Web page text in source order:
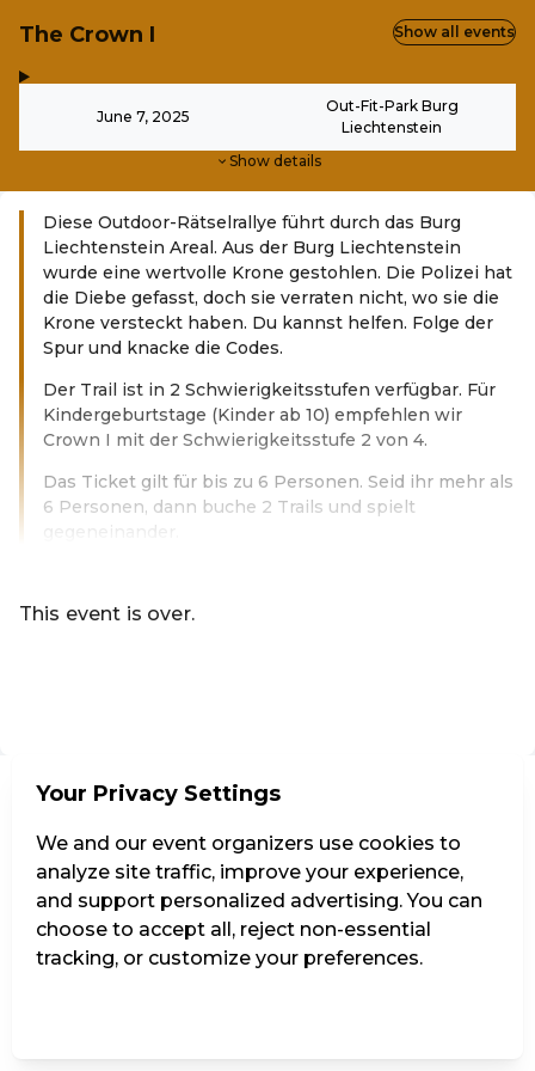
The Crown I
June 7, 2025
Out-Fit-Park Burg
Liechtenstein
Show details
Show all events
Diese Outdoor-Rätselrallye führt durch das Burg
Liechtenstein Areal. Aus der Burg Liechtenstein
wurde eine wertvolle Krone gestohlen. Die Polizei hat
die Diebe gefasst, doch sie verraten nicht, wo sie die
Krone versteckt haben. Du kannst helfen. Folge der
Spur und knacke die Codes.
Der Trail ist in 2 Schwierigkeitsstufen verfügbar. Für
Kindergeburtstage (Kinder ab 10) empfehlen wir
Crown I mit der Schwierigkeitsstufe 2 von 4.
Das Ticket gilt für bis zu 6 Personen. Seid ihr mehr als
6 Personen, dann buche 2 Trails und spielt
gegeneinander.
This event is over.
Your Privacy Settings
We and our event organizers use cookies to
analyze site traffic, improve your experience,
and support personalized advertising. You can
choose to accept all, reject non-essential
tracking, or customize your preferences.